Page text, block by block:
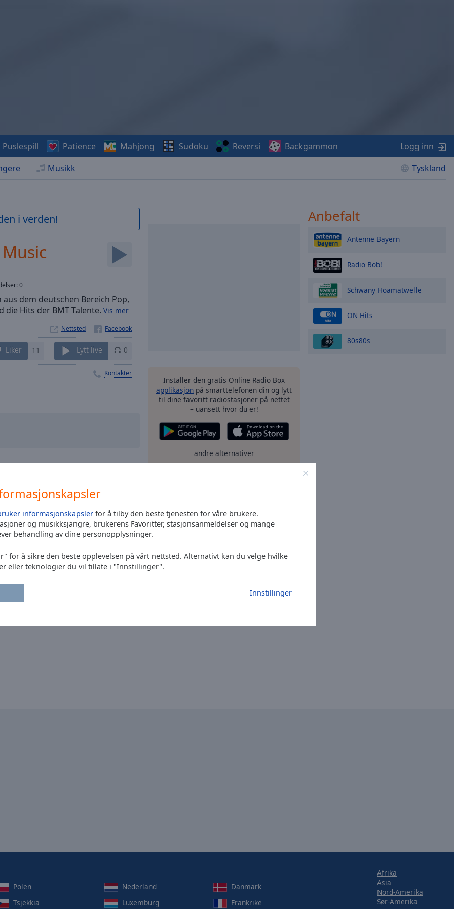
informasjonskapsler for å tilby den beste tjenesten for våre brukere.
og musikksjangre, brukerens Favoritter, stasjonsanmeldelser og mange
behandling av dine personopplysninger.
for å sikre den beste opplevelsen på vårt nettsted. Alternativt kan du velge hvilke
eller teknologier du vil tillate i "Innstillinger".
Innstillinger
Musikk Tyskland
Puslespill Patience Mahjong Sudoku Reversi Backgammon Logg inn
i verden!
:0
dem deutschen Bereich Pop,
Hits der BMT Talente. Vis mer
Nettsted
Liker 11 Lytt live 0
Kontakter
Rock, Metal, Gothic, Oldies,
Hits und das beste von heute
mit allem was die Musik zu bieten
BMT-Talentcharts Top 25.
Installer den gratis Online Radio Box
applikasjon på smarttelefonen din og lytt
til dine favoritt radiostasjoner på nettet
– uansett hvor du er!
andre alternativer
Anbefalt
Antenne Bayern
Radio Bob!
Schwany Hoamatwelle
ON Hits
80s80s
Polen Nederland
Danmark
Tsjekkia Luxemburg Frankrike
Afrika
Asia
Nord-Amerika
Sør-Amerika